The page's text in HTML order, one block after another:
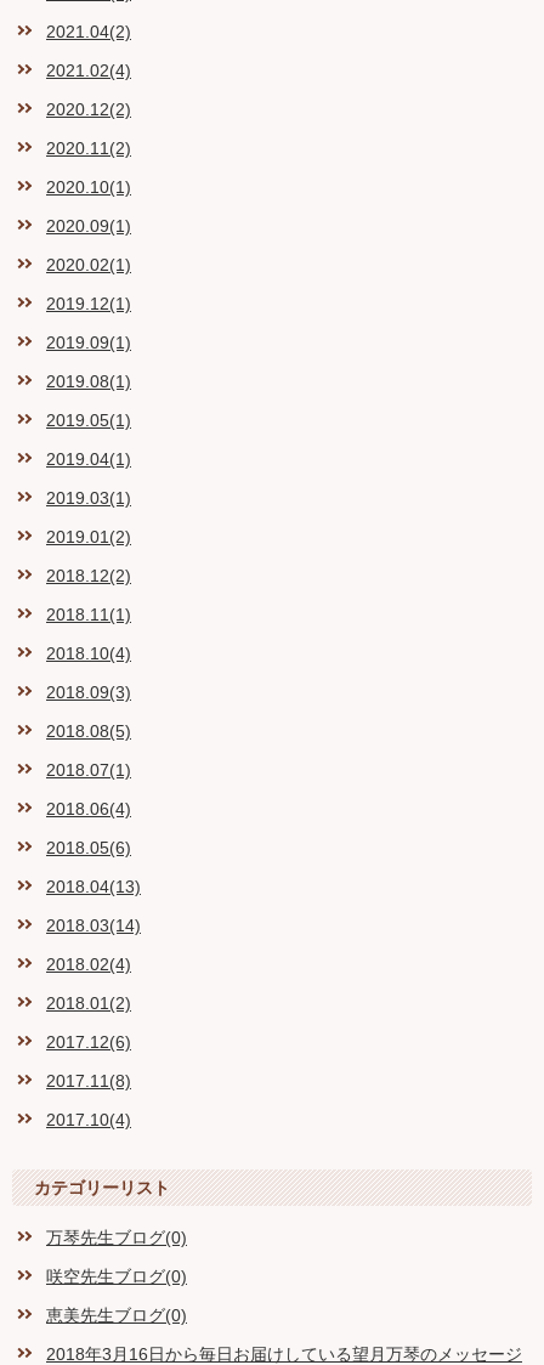
2021.04(2)
2021.02(4)
2020.12(2)
2020.11(2)
2020.10(1)
2020.09(1)
2020.02(1)
2019.12(1)
2019.09(1)
2019.08(1)
2019.05(1)
2019.04(1)
2019.03(1)
2019.01(2)
2018.12(2)
2018.11(1)
2018.10(4)
2018.09(3)
2018.08(5)
2018.07(1)
2018.06(4)
2018.05(6)
2018.04(13)
2018.03(14)
2018.02(4)
2018.01(2)
2017.12(6)
2017.11(8)
2017.10(4)
カテゴリーリスト
万琴先生ブログ(0)
咲空先生ブログ(0)
恵美先生ブログ(0)
2018年3月16日から毎日お届けしている望月万琴のメッセージ